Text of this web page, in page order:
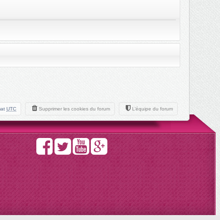
UTC Supprimer les cookies du forum L’équipe du forum